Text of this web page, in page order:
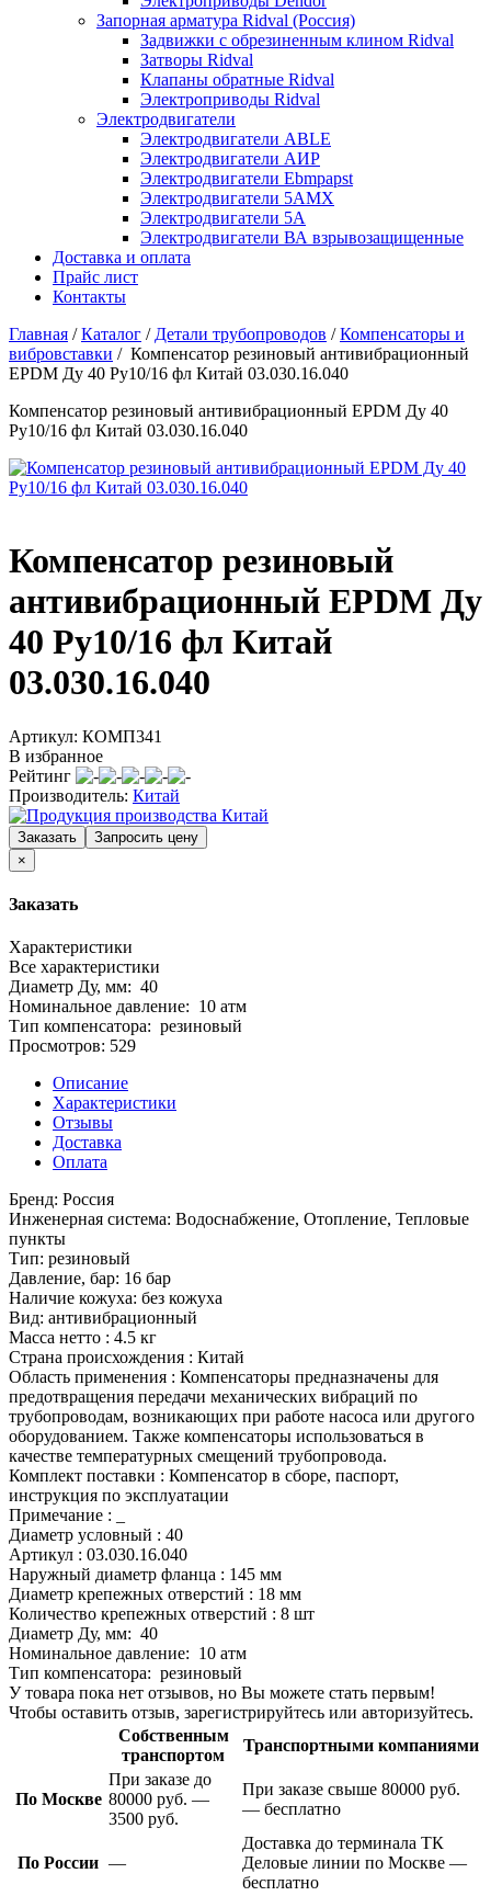
Запорная арматура Ridval (Россия)
Задвижки с обрезиненным клином Ridval
Затворы Ridval
Клапаны обратные Ridval
Электроприводы Ridval
Электродвигатели
Электродвигатели ABLE
Электродвигатели АИР
Электродвигатели Ebmpapst
Электродвигатели 5АМХ
Электродвигатели 5А
Электродвигатели ВА взрывозащищенные
Доставка и оплата
Прайс лист
Контакты
Главная /Каталог / Детали трубопроводов /Компенсаторы и
вибровставки / Компенсатор резиновый антивибрационный
EPDM Ду 40 Ру10/16 фл Китай 03.030.16.040
Компенсатор резиновый антивибрационный EPDM Ду 40
Ру10/16 фл Китай 03.030.16.040
Компенсатор резиновый
антивибрационный EPDM Ду
40 Ру10/16 фл Китай
03.030.16.040
Артикул: КОМП341
В избранное
Рейтинг
Производитель: Китай
×
Заказать
Характеристики
Все характеристики
Диаметр Ду, мм: 40
Номинальное давление: 10 атм
Тип компенсатора: резиновый
Просмотров: 529
Описание
Характеристики
Отзывы
Доставка
Оплата
Бренд: Россия
Инженерная система: Водоснабжение, Отопление, Тепловые
пункты
Тип: резиновый
Давление, бар: 16 бар
Наличие кожуха: без кожуха
Вид: антивибрационный
Масса нетто : 4.5 кг
Страна происхождения : Китай
Область применения : Компенсаторы предназначены для
предотвращения передачи механических вибраций по
трубопроводам, возникающих при работе насоса или другого
оборудованием. Также компенсаторы использоваться в
качестве температурных смещений трубопровода.
Комплект поставки : Компенсатор в сборе, паспорт,
инструкция по эксплуатации
Примечание : _
Диаметр условный : 40
Артикул : 03.030.16.040
Наружный диаметр фланца : 145 мм
Диаметр крепежных отверстий : 18 мм
Количество крепежных отверстий : 8 шт
Диаметр Ду, мм: 40
Номинальное давление: 10 атм
Тип компенсатора: резиновый
У товара пока нет отзывов, но Вы можете стать первым!
Чтобы оставить отзыв, зарегистрируйтесь или авторизуйтесь.
Собственным
транспортом
Транспортными компаниями
По Москве
При заказе до
80000 руб. —
3500 руб.
При заказе свыше 80000 руб.
— бесплатно
По России —
Доставка до терминала ТК
Деловые линии по Москве —
бесплатно